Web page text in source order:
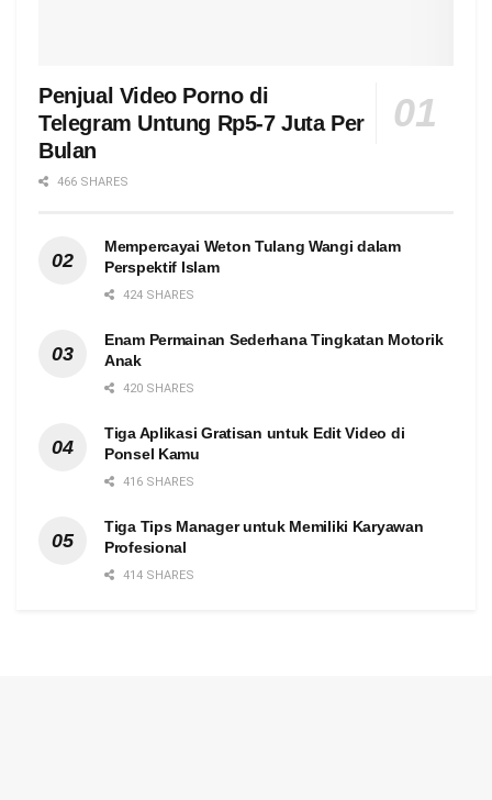
Penjual Video Porno di
Telegram Untung Rp5-7 Juta Per
Bulan
466 SHARES
Mempercayai Weton Tulang Wangi dalam
Perspektif Islam
424 SHARES
Enam Permainan Sederhana Tingkatan Motorik
Anak
420 SHARES
Tiga Aplikasi Gratisan untuk Edit Video di
Ponsel Kamu
416 SHARES
Tiga Tips Manager untuk Memiliki Karyawan
Profesional
414 SHARES